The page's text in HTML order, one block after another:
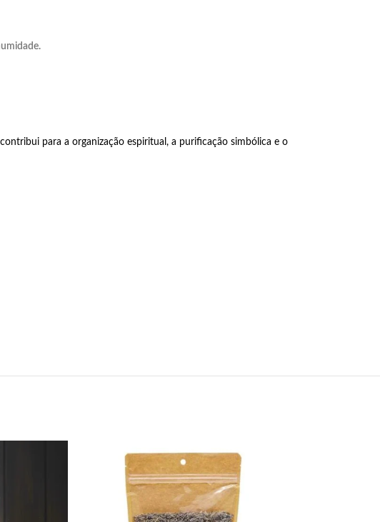
para a organização espiritual, a purificação simbólica e o